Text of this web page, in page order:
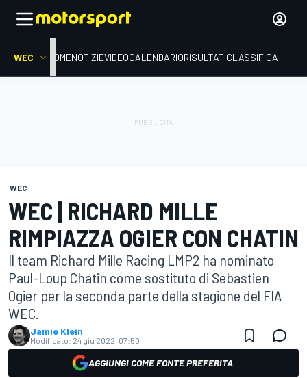
WEC HOMENOTIZIEVIDEOCALENDARIORISULTATICLASSIFICA
WEC
WEC | RICHARD MILLE
RIMPIAZZA OGIER CON CHATIN
Il team Richard Mille Racing LMP2 ha nominato
Paul-Loup Chatin come sostituto di Sebastien
Ogier per la seconda parte della stagione del FIA
WEC.
Jamie Klein
Modificato: 24 giu 2022, 07:50
AGGIUNGI COME FONTE PREFERITA